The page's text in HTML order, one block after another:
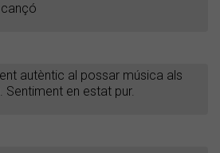
autèntic al possar música als
Sentiment en estat pur.